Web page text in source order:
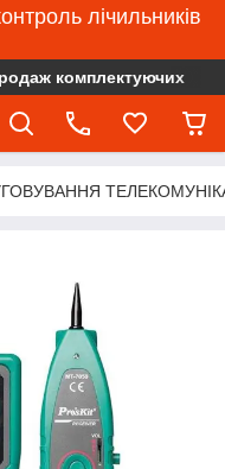
лічильників
комплектуючих